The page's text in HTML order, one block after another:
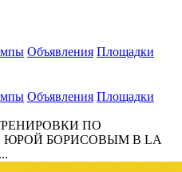
Объявления Площадки
Объявления Площадки
ПО
БОРИСОВЫМ В LA